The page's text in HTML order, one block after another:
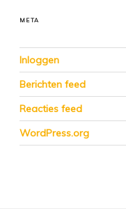
META
Inloggen
Berichten feed
Reacties feed
WordPress.org